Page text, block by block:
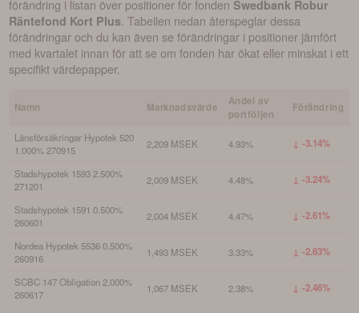
förändring i listan över positioner för fonden Swedbank Robur
Räntefond Kort Plus. Tabellen nedan återspeglar dessa
förändringar och du kan även se förändringar i positioner jämfört
med kvartalet innan för att se om fonden har ökat eller minskat i ett
specifikt värdepapper.
Namn Marknadsvärde
Andel av
portföljen
Förändring
Länsförsäkringar Hypotek 520
1.000% 270915
2,209 MSEK 4.93% ↓ -3.14%
Stadshypotek 1593 2.500%
271201
2,009 MSEK 4.48% ↓ -3.24%
Stadshypotek 1591 0.500%
260601
2,004 MSEK 4.47% ↓ -2.61%
Nordea Hypotek 5536 0.500%
260916
1,493 MSEK 3.33% ↓ -2.63%
SCBC 147 Obligation 2.000%
260617
1,067 MSEK 2.38% ↓ -2.46%